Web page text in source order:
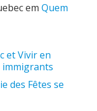
em Quem
et Vivir en
immigrants
des Fêtes se